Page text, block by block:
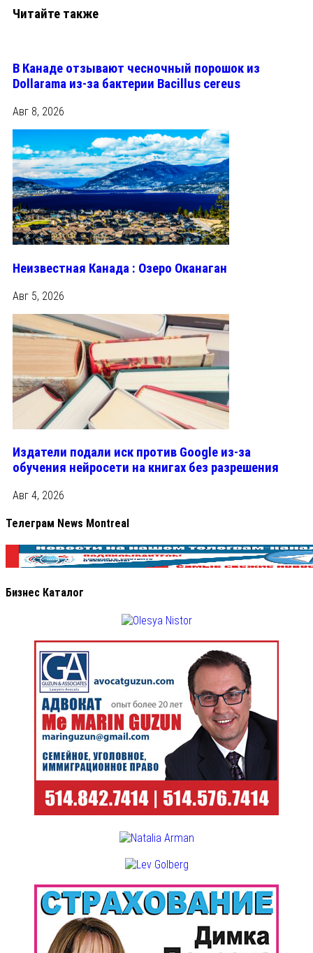
Читайте также
В Канаде отзывают чесночный порошок из
Dollarama из-за бактерии Bacillus cereus
Авг 8, 2026
Неизвестная Канада : Озеро Оканаган
Авг 5, 2026
Издатели подали иск против Google из‑за
обучения нейросети на книгах без разрешения
Авг 4, 2026
Телеграм News Montreal
Бизнес Каталог